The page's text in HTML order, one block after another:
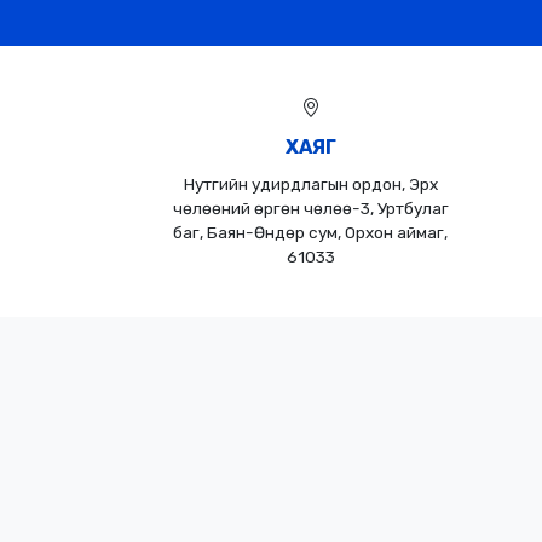
ХАЯГ
Нутгийн удирдлагын ордон, Эрх
чөлөөний өргөн чөлөө-3, Уртбулаг
баг, Баян-Өндөр сум, Орхон аймаг,
61033